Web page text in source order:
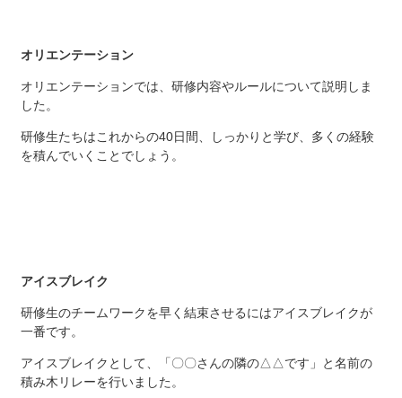
オリエンテーション
オリエンテーションでは、研修内容やルールについて説明しま
した。
研修生たちはこれからの40日間、しっかりと学び、多くの経験
を積んでいくことでしょう。
アイスブレイク
研修生のチームワークを早く結束させるにはアイスブレイクが
一番です。
アイスブレイクとして、「〇〇さんの隣の△△です」と名前の
積み木リレーを行いました。